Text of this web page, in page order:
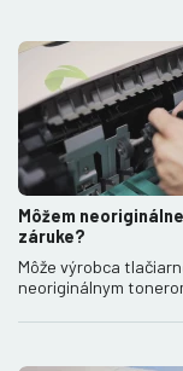
Môžem
záruke?
Môže výrobca
neoriginálnym